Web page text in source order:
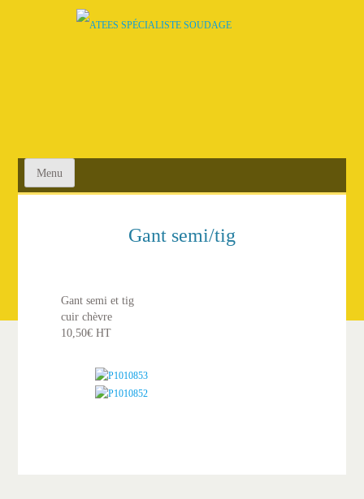
Menu
Gant semi/tig
Gant semi et tig
cuir chèvre
10,50€ HT